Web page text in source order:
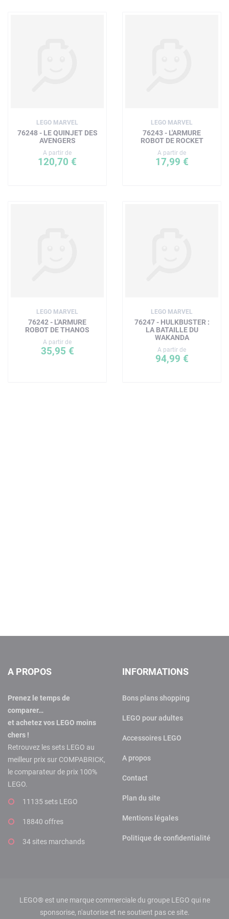
LEGO MARVEL
76248 - LE QUINJET DES
AVENGERS
A partir de
120,70 €
LEGO MARVEL
76243 - L'ARMURE
ROBOT DE ROCKET
A partir de
17,99 €
LEGO MARVEL
76242 - L'ARMURE
ROBOT DE THANOS
A partir de
35,95 €
LEGO MARVEL
76247 - HULKBUSTER :
LA BATAILLE DU
WAKANDA
A partir de
94,99 €
A PROPOS
Prenez le temps de
comparer…
et achetez vos LEGO moins
chers !
Retrouvez les sets LEGO au
meilleur prix sur COMPABRICK,
le comparateur de prix 100%
LEGO.
11135 sets LEGO
18840 offres
34 sites marchands
INFORMATIONS
Bons plans shopping
LEGO pour adultes
Accessoires LEGO
A propos
Contact
Plan du site
Mentions légales
Politique de confidentialité
LEGO® est une marque commerciale du groupe LEGO qui ne
sponsorise, n'autorise et ne soutient pas ce site.